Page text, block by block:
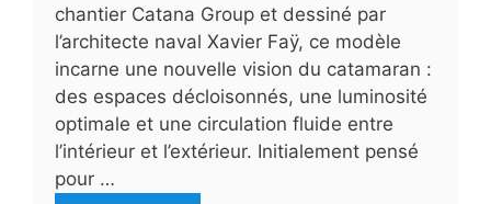
chantier Catana Group et dessiné par
l’architecte naval Xavier Faÿ, ce modèle
incarne une nouvelle vision du catamaran :
des espaces décloisonnés, une luminosité
optimale et une circulation fluide entre
l’intérieur et l’extérieur. Initialement pensé
pour …